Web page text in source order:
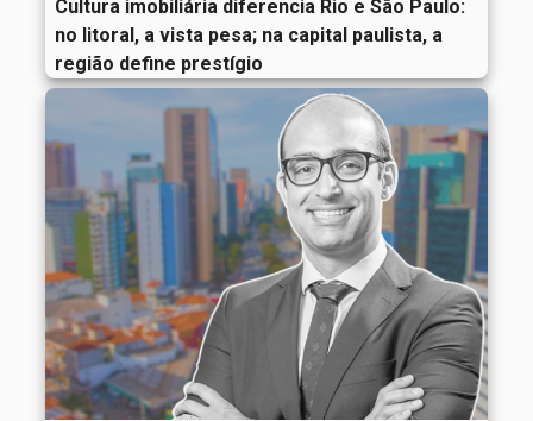
Cultura imobiliária diferencia Rio e São Paulo:
no litoral, a vista pesa; na capital paulista, a
região define prestígio